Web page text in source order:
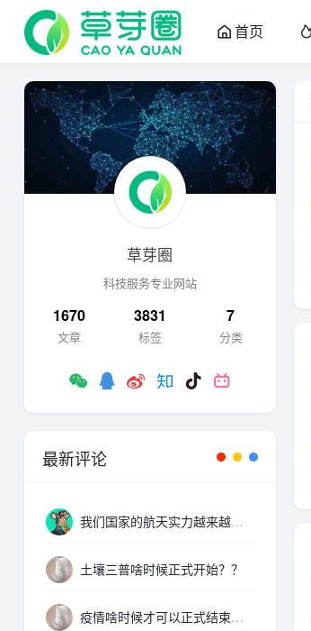
首页
草芽圈
科技服务专业网站
1670
文章
3831
标签
7
分类
最新评论
我们国家的航天实力越来越厉害了，支持。
土壤三普啥时候正式开始？？
疫情啥时候才可以正式结束啊。。。